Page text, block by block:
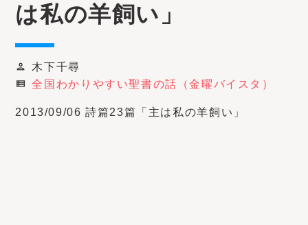
は私の羊飼い」
person 木下千尋
view_list 全国わかりやすい聖書の話（金曜バイスタ）
2013/09/06 詩篇23篇「主は私の羊飼い」